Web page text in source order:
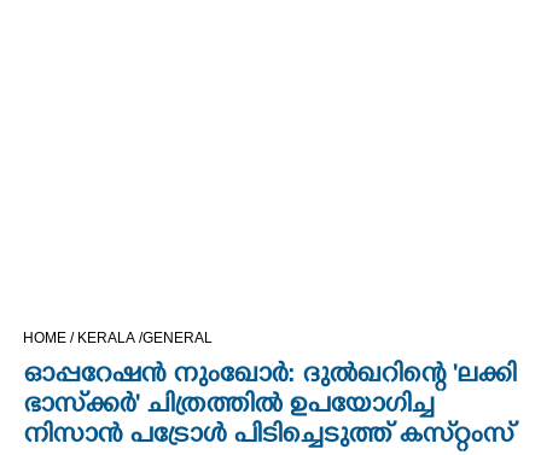
OPINION
HOME / KERALA /GENERAL
ഓപ്പറേഷൻ നുംഖോർ: ദുൽഖറിന്റെ 'ലക്കി
ഭാസ്‌ക്കർ' ചിത്രത്തിൽ ഉപയോഗിച്ച
നിസാൻ പട്രോൾ പിടിച്ചെടുത്ത് കസ്‌റ്റംസ്